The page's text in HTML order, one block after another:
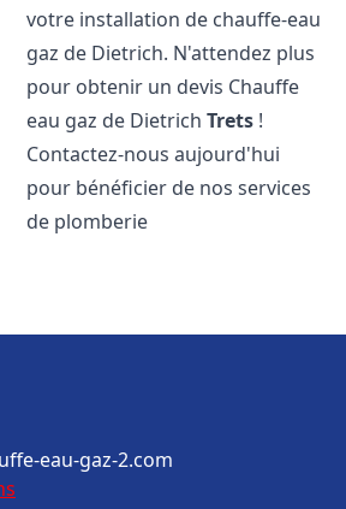
votre installation de chauffe-eau
gaz de Dietrich. N'attendez plus
pour obtenir un devis Chauffe
eau gaz de DietrichTrets !
Contactez-nous aujourd'hui
pour bénéficier de nos services
de plomberie
eau-gaz-2.com